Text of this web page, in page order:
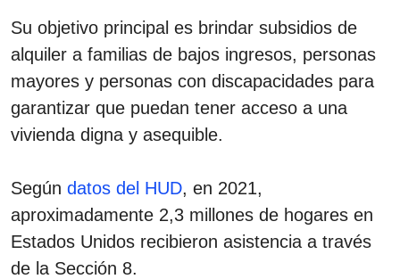
Su objetivo principal es brindar subsidios de
alquiler a familias de bajos ingresos, personas
mayores y personas con discapacidades para
garantizar que puedan tener acceso a una
vivienda digna y asequible.
Según datos del HUD, en 2021,
aproximadamente 2,3 millones de hogares en
Estados Unidos recibieron asistencia a través
de la Sección 8.